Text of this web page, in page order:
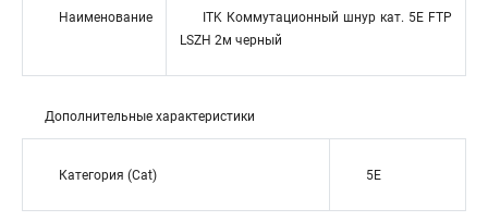
Наименование
ITK Коммутационный шнур кат. 5Е FTP
LSZH 2м черный
Дополнительные характеристики
Категория (Cat) 5E